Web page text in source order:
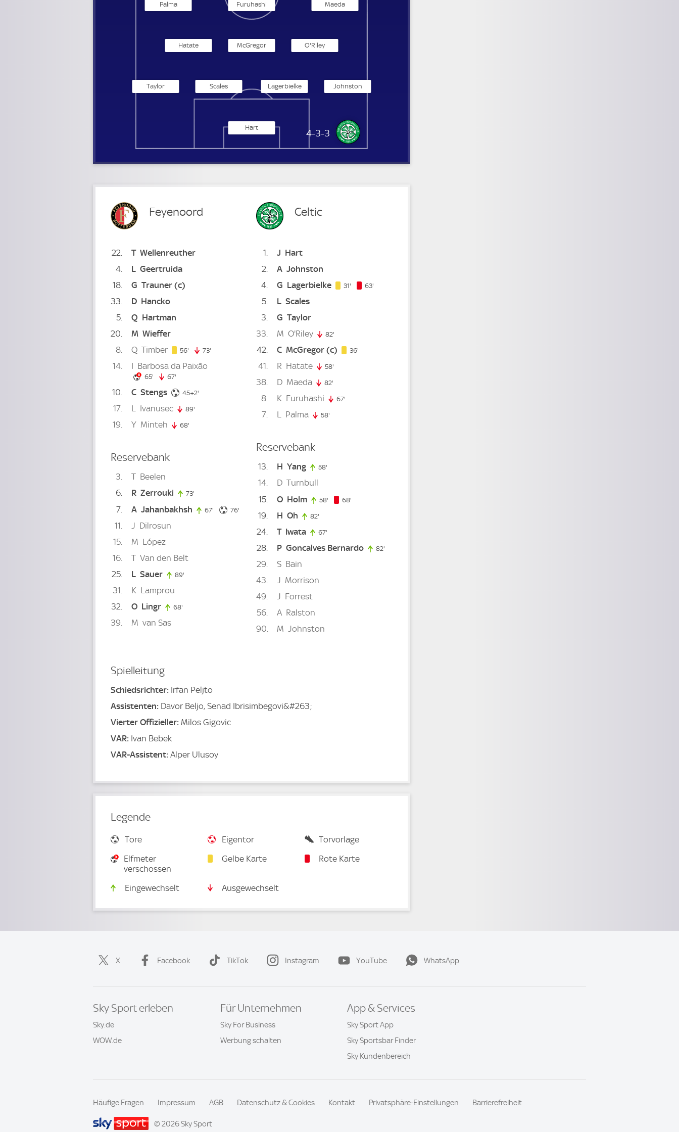
Celtic Glasgow
4-3-3
Hart
Johnston
Lagerbielke
Scales
Taylor
O'Riley
McGregor
Hatate
Maeda
Furuhashi
Palma
Feyenoord
22 T Wellenreuther
4
L Geertruida
18
G Trauner(c)
33
D Hancko
5
Q Hartman
20
M Wieffer
8
Q Timber 56' 56. minute
73'
14 I Barbosa da Paixão
65' 65. minute
67'
10 C Stengs 45+2'
17 L Ivanusec 89'
19 Y Minteh 68'
Reservebank
3 T Beelen
6
R Zerrouki 73'
7 A Jahanbakhsh 67' 67. minute
76'
11 J Dilrosun
15
M López
16
T Van den Belt
25
L Sauer 89'
31 K Lamprou
32
O Lingr 68'
39 M van Sas
Celtic
1 J Hart
2
A Johnston
4
G Lagerbielke 31' 31. minute
63'
5 L Scales
3
G Taylor
33
M O'Riley 82'
42 C McGregor(c) 36'
41 R Hatate 58'
38 D Maeda 82'
8 K Furuhashi 67'
7 L Palma 58'
Reservebank
13 H Yang 58'
14 D Turnbull
15
O Holm 58' 58. minute
68'
19 H Oh 82'
24 T Iwata 67'
28 P Goncalves Bernardo 82'
29 S Bain
43
J Morrison
49
J Forrest
56
A Ralston
90
M Johnston
Spielleitung
Schiedsrichter: Irfan Peljto
Assistenten: Davor Beljo, Senad Ibrisimbegovi&#263;
Vierter Offizieller: Milos Gigovic
VAR: Ivan Bebek
VAR-Assistent: Alper Ulusoy
Legende
Tore Eigentor
Torvorlage
Elfmeter
verschossen
Gelbe Karte Rote Karte
Eingewechselt Ausgewechselt
X Facebook TikTok Instagram YouTube WhatsApp
Sky Sport erleben
Sky.de
WOW.de
Für Unternehmen
Sky For Business
Werbung schalten
App & Services
Sky Sport App
Sky Sportsbar Finder
Sky Kundenbereich
Häufige Fragen Impressum AGB Datenschutz & Cookies Kontakt Privatsphäre-Einstellungen Barrierefreiheit
© 2026 Sky Sport